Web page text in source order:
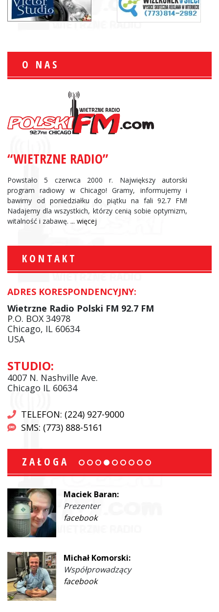
O NAS
“WIETRZNE RADIO”
Powstało 5 czerwca 2000 r. Największy autorski
program radiowy w Chicago! Gramy, informujemy i
bawimy od poniedziałku do piątku na fali 92.7 FM!
Nadajemy dla wszystkich, którzy cenią sobie optymizm,
witalność i zabawę. ... więcej
KONTAKT
ADRES KORESPONDENCYJNY:
Wietrzne Radio Polski FM 92.7 FM
P.O. BOX 34978
Chicago, IL 60634
USA
STUDIO:
4007 N. Nashville Ave.
Chicago IL 60634
TELEFON: (224) 927-9000
SMS: (773) 888-5161
ZAŁOGA
Maciek Baran:
Prezenter
facebook
Michał Komorski:
Współprowadzący
facebook